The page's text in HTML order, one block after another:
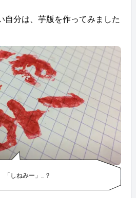
自分は、芋版を作ってみました
「しねみー」…？